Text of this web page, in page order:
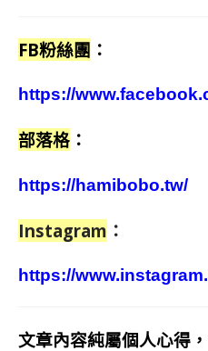
FB粉絲團 ：
https://
部落格 ：
https://hamibobo.tw/
Instagram ：
https://
文章內容純屬個人心得